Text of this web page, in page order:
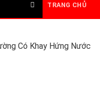
TRANG CHỦ